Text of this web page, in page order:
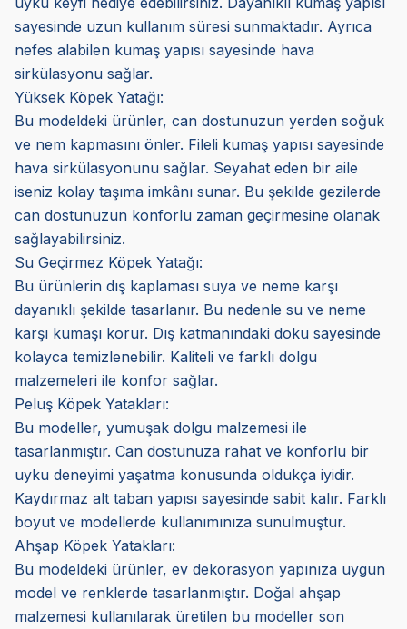
sayesinde uzun kullanım süresi sunmaktadır. Ayrıca
nefes alabilen kumaş yapısı sayesinde hava
sirkülasyonu sağlar.
Yüksek Köpek Yatağı:
Bu modeldeki ürünler, can dostunuzun yerden soğuk
ve nem kapmasını önler. Fileli kumaş yapısı sayesinde
hava sirkülasyonunu sağlar. Seyahat eden bir aile
iseniz kolay taşıma imkânı sunar. Bu şekilde gezilerde
can dostunuzun konforlu zaman geçirmesine olanak
sağlayabilirsiniz.
Su Geçirmez Köpek Yatağı:
Bu ürünlerin dış kaplaması suya ve neme karşı
dayanıklı şekilde tasarlanır. Bu nedenle su ve neme
karşı kumaşı korur. Dış katmanındaki doku sayesinde
kolayca temizlenebilir. Kaliteli ve farklı dolgu
malzemeleri ile konfor sağlar.
Peluş Köpek Yatakları:
Bu modeller, yumuşak dolgu malzemesi ile
tasarlanmıştır. Can dostunuza rahat ve konforlu bir
uyku deneyimi yaşatma konusunda oldukça iyidir.
Kaydırmaz alt taban yapısı sayesinde sabit kalır. Farklı
boyut ve modellerde kullanımınıza sunulmuştur.
Ahşap Köpek Yatakları:
Bu modeldeki ürünler, ev dekorasyon yapınıza uygun
model ve renklerde tasarlanmıştır. Doğal ahşap
malzemesi kullanılarak üretilen bu modeller son